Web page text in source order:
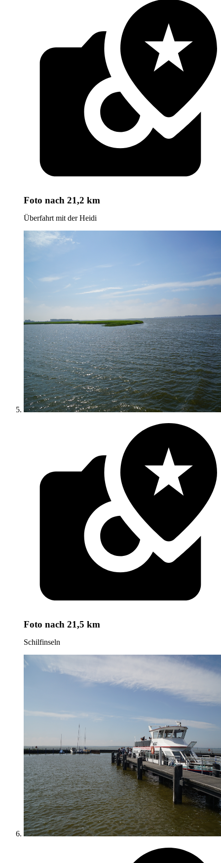
Foto nach 21,2 km
Überfahrt mit der Heidi
Foto nach 21,5 km
Schilfinseln